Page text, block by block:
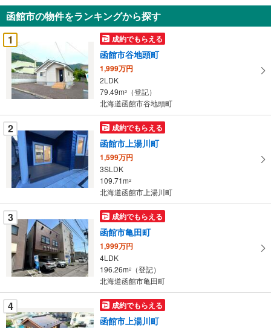
知
を
受
け
取
る
・
条
件
を
マ
ペ
ー
に
保
存
す
る
函館市の物件をランキングから探す
1
成約でもらえる
函館市谷地頭町
1,999万円
2LDK
79.49m2
（登記）
北海道函館市谷地頭町
2 成約でもらえる
函館市上湯川町
1,599万円
3SLDK
109.71m2
北海道函館市上湯川町
3 成約でもらえる
函館市亀田町
1,999万円
4LDK
196.26m2
（登記）
北海道函館市亀田町
4 成約でもらえる
函館市上湯川町